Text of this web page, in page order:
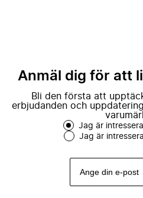
Anmäl dig för att
Bli den första att
erbjudanden och
Jag är
Jag är